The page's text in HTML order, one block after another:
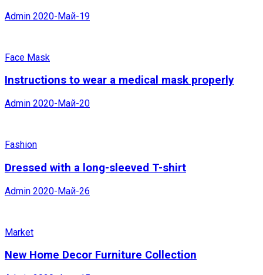
Admin 2020-Май-19
Face Mask
Instructions to wear a medical mask properly
Admin 2020-Май-20
Fashion
Dressed with a long-sleeved T-shirt
Admin 2020-Май-26
Market
New Home Decor Furniture Collection